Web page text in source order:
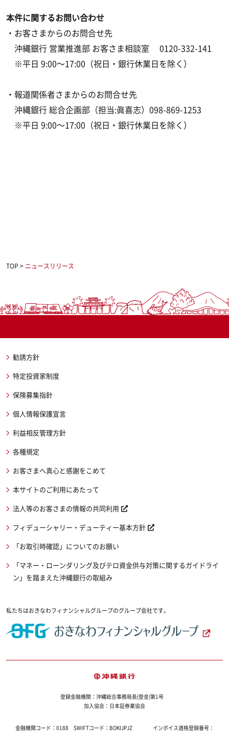
本件に関するお問い合わせ
・お客さまからのお問合せ先
沖縄銀行 営業推進部 お客さま相談室 0120-332-141
※平日 9:00～17:00（祝日・銀行休業日を除く）
・報道関係者さまからのお問合せ先
沖縄銀行 総合企画部（担当:眞喜志）098-869-1253
※平日 9:00～17:00（祝日・銀行休業日を除く）
TOP > ニュースリリース
私たちはおきなわフィナンシャルグループのグループ会社です。
勧誘方針
特定投資家制度
保険募集指針
個人情報保護宣言
利益相反管理方針
各種規定
お客さまへ真心と感謝をこめて
本サイトのご利用にあたって
法人等のお客さまの情報の共同利用
フィデューシャリー・デューティー基本方針
「お取引時確認」についてのお願い
「マネー・ローンダリング及びテロ資金供与対策に関するガイドライ
ン」を踏まえた沖縄銀行の取組み
登録金融機関：沖縄総合事務局長(登金)第1号
加入協会：日本証券業協会
金融機関コード： 0188 SWIFTコード： BOKIJPJZ インボイス適格登録番号：